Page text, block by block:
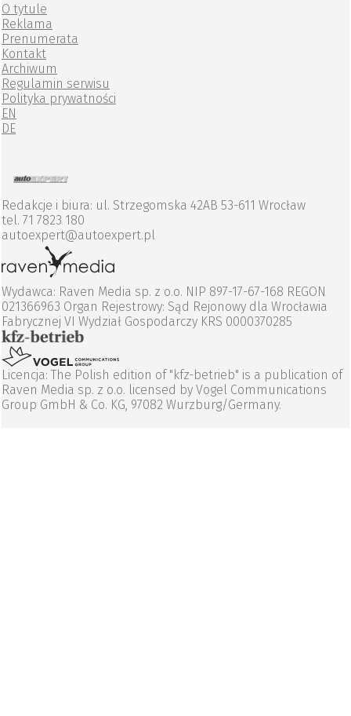
O tytule
Reklama
Prenumerata
Kontakt
Archiwum
Regulamin serwisu
Polityka prywatności
EN
DE
Redakcje i biura: ul. Strzegomska 42AB 53-611 Wrocław
tel. 71 7823 180
autoexpert@autoexpert.pl
Wydawca: Raven Media sp. z o.o. NIP 897-17-67-168 REGON
021366963 Organ Rejestrowy: Sąd Rejonowy dla Wrocławia
Fabrycznej VI Wydział Gospodarczy KRS 0000370285
Licencja: The Polish edition of "kfz-betrieb" is a publication of
Raven Media sp. z o.o. licensed by Vogel Communications
Group GmbH & Co. KG, 97082 Wurzburg/Germany.